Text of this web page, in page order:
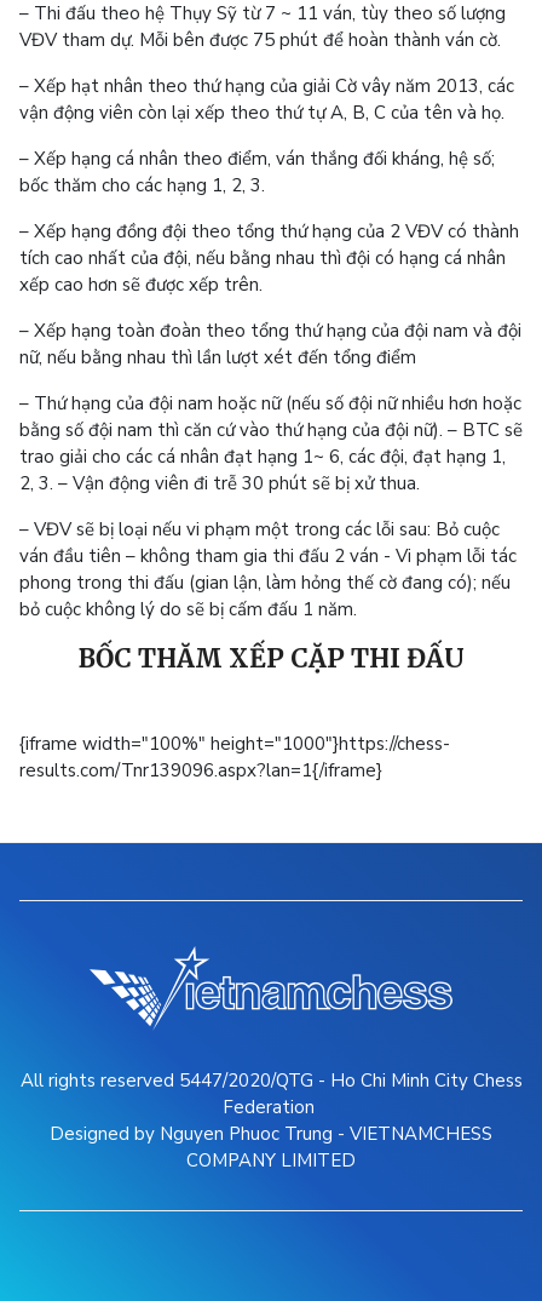
– Thi đấu theo hệ Thụy Sỹ từ 7 ~ 11 ván, tùy theo số lượng
VĐV tham dự. Mỗi bên được 75 phút để hoàn thành ván cờ.
– Xếp hạt nhân theo thứ hạng của giải Cờ vây năm 2013, các
vận động viên còn lại xếp theo thứ tự A, B, C của tên và họ.
– Xếp hạng cá nhân theo điểm, ván thắng đối kháng, hệ số;
bốc thăm cho các hạng 1, 2, 3.
– Xếp hạng đồng đội theo tổng thứ hạng của 2 VĐV có thành
tích cao nhất của đội, nếu bằng nhau thì đội có hạng cá nhân
xếp cao hơn sẽ được xếp trên.
– Xếp hạng toàn đoàn theo tổng thứ hạng của đội nam và đội
nữ, nếu bằng nhau thì lần lượt xét đến tổng điểm
– Thứ hạng của đội nam hoặc nữ (nếu số đội nữ nhiều hơn hoặc
bằng số đội nam thì căn cứ vào thứ hạng của đội nữ). – BTC sẽ
trao giải cho các cá nhân đạt hạng 1~ 6, các đội, đạt hạng 1,
2, 3. – Vận động viên đi trễ 30 phút sẽ bị xử thua.
– VĐV sẽ bị loại nếu vi phạm một trong các lỗi sau: Bỏ cuộc
ván đầu tiên – không tham gia thi đấu 2 ván - Vi phạm lỗi tác
phong trong thi đấu (gian lận, làm hỏng thế cờ đang có); nếu
bỏ cuộc không lý do sẽ bị cấm đấu 1 năm.
BỐC THĂM XẾP CẶP THI ĐẤU
{iframe width="100%" height="1000"}https://chess-
results.com/Tnr139096.aspx?lan=1{/iframe}
All rights reserved 5447/2020/QTG - Ho Chi Minh City Chess
Federation
Designed by Nguyen Phuoc Trung - VIETNAMCHESS
COMPANY LIMITED